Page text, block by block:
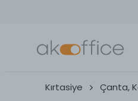
Kırtasiye Çanta,